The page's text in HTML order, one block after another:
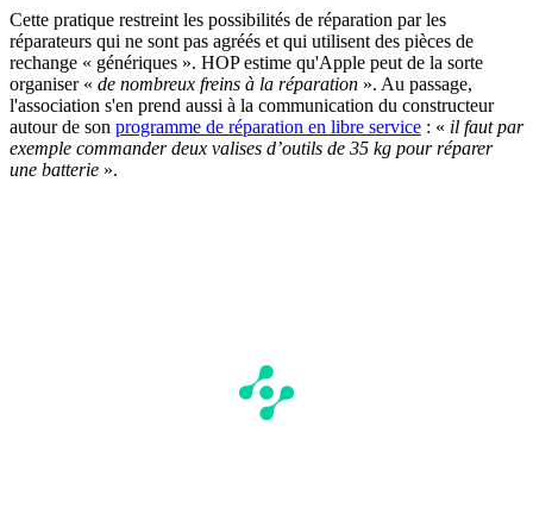
Cette pratique restreint les possibilités de réparation par les
réparateurs qui ne sont pas agréés et qui utilisent des pièces de
rechange « génériques ». HOP estime qu'Apple peut de la sorte
organiser « de nombreux freins à la réparation ». Au passage,
l'association s'en prend aussi à la communication du constructeur
autour de son programme de réparation en libre service : « il faut par
exemple commander deux valises d’outils de 35 kg pour réparer
une batterie ».